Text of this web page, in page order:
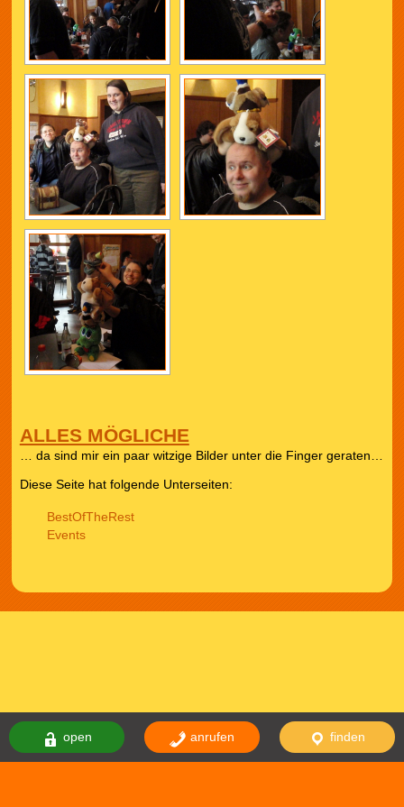
open anrufen finden
ALLES MÖGLICHE
… da sind mir ein paar witzige Bilder unter die Finger geraten…
Diese Seite hat folgende Unterseiten:
BestOfTheRest
Events